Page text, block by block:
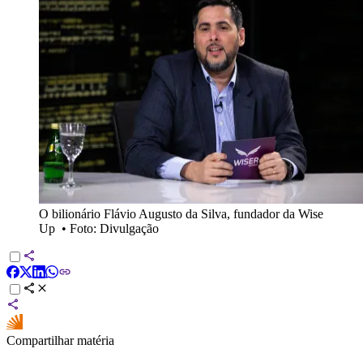
O bilionário Flávio Augusto da Silva, fundador da Wise
Up • Foto: Divulgação
Compartilhar matéria